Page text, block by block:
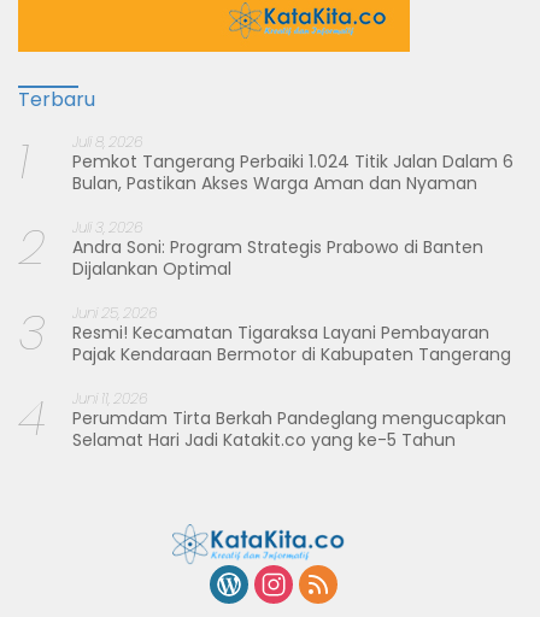
Terbaru
1 Juli 8, 2026
Pemkot Tangerang Perbaiki 1.024 Titik Jalan Dalam 6
Bulan, Pastikan Akses Warga Aman dan Nyaman
2 Juli 3, 2026
Andra Soni: Program Strategis Prabowo di Banten
Dijalankan Optimal
3 Juni 25, 2026
Resmi! Kecamatan Tigaraksa Layani Pembayaran
Pajak Kendaraan Bermotor di Kabupaten Tangerang
4 Juni 11, 2026
Perumdam Tirta Berkah Pandeglang mengucapkan
Selamat Hari Jadi Katakit.co yang ke-5 Tahun